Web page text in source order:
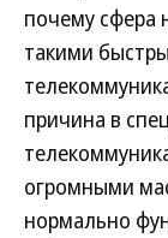
почему сфера
такими
причина в
огромными
нормально